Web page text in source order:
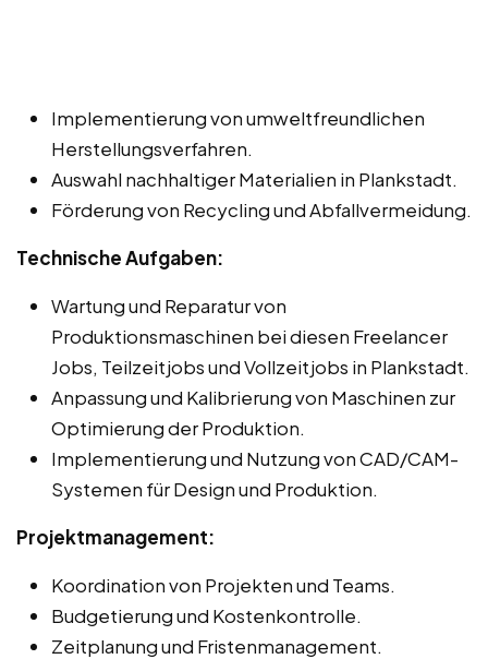
Implementierung von umweltfreundlichen
Herstellungsverfahren.
Auswahl nachhaltiger Materialien in Plankstadt.
Förderung von Recycling und Abfallvermeidung.
Technische Aufgaben:
Wartung und Reparatur von
Produktionsmaschinen bei diesen Freelancer
Jobs, Teilzeitjobs und Vollzeitjobs in Plankstadt.
Anpassung und Kalibrierung von Maschinen zur
Optimierung der Produktion.
Implementierung und Nutzung von CAD/CAM-
Systemen für Design und Produktion.
Projektmanagement:
Koordination von Projekten und Teams.
Budgetierung und Kostenkontrolle.
Zeitplanung und Fristenmanagement.